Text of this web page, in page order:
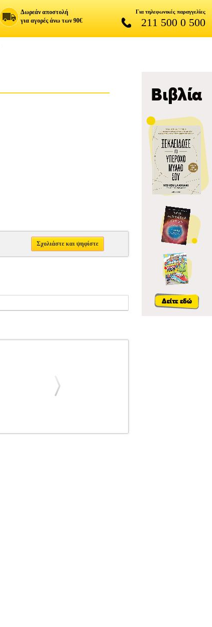
Δωρεάν αποστολή
για αγορές άνω των 90€
Για τηλεφωνικές παραγγελίες
211 500 0 500
Σχολιάστε και ψηφίστε